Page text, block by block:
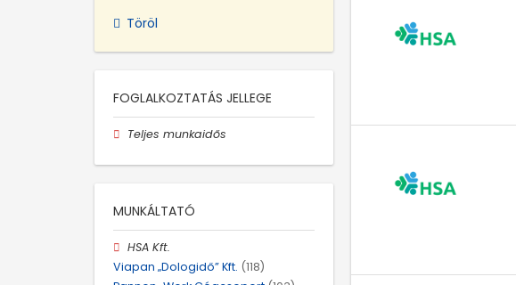
Töröl
FOGLALKOZTATÁS JELLEGE
Teljes munkaidős
MUNKÁLTATÓ
HSA Kft.
Viapan „Dologidő” Kft. (118)